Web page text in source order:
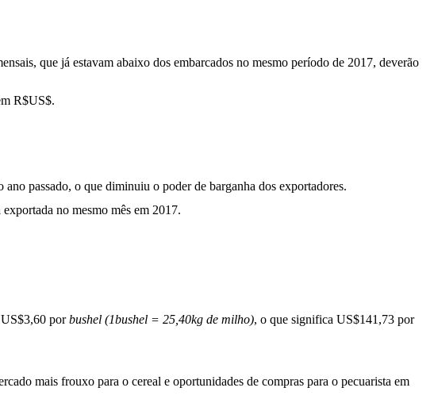
que já estavam abaixo dos embarcados no mesmo período de 2017, deverão
R$US$.
passado, o que diminuiu o poder de barganha dos exportadores.
no mesmo mês em 2017.
porbushel (1bushel = 25,40kg de milho), o que significa US$141,73 por
mais frouxo para o cereal e oportunidades de compras para o pecuarista em